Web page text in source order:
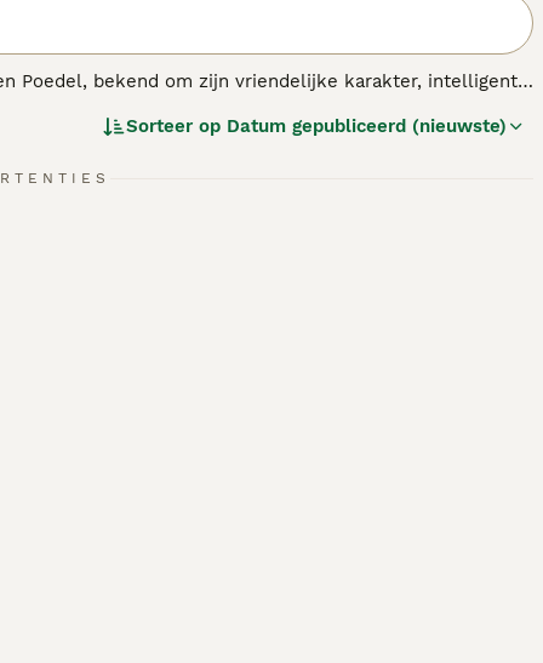
Poedel, bekend om zijn vriendelijke karakter, intelligentie
minder verharing en een meer hypoallergene vacht.
en F1BB hebben een hoger percentage Poedel, waardoor
Sorteer op Datum gepubliceerd (nieuwste)